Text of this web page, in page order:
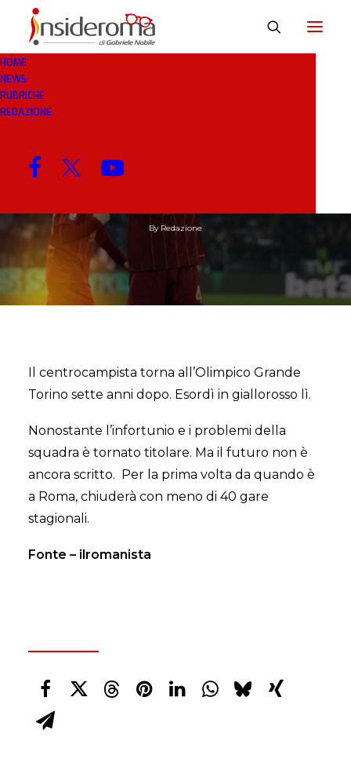
HOME
NEWS
RUBRICHE
REDAZIONE
Costante Cristante
By Redazione
Il centrocampista torna all’Olimpico Grande
Torino sette anni dopo. Esordì in giallorosso lì.
Nonostante l’infortunio e i problemi della
squadra è tornato titolare. Ma il futuro non è
ancora scritto. Per la prima volta da quando è
a Roma, chiuderà con meno di 40 gare
stagionali.
Fonte – ilromanista